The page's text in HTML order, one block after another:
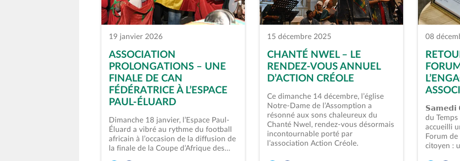
19 janvier 2026
ASSOCIATION
PROLONGATIONS – UNE
FINALE DE CAN
FÉDÉRATRICE À L’ESPACE
PAUL-ÉLUARD
Dimanche 18 janvier, l’Espace Paul-
Éluard a vibré au rythme du football
africain à l’occasion de la diffusion de
la finale de la Coupe d’Afrique des…
15 décembre 2025
CHANTÉ NWEL – LE
RENDEZ-VOUS ANNUEL
D’ACTION CRÉOLE
Ce dimanche 14 décembre, l’église
Notre-Dame de l’Assomption a
résonné aux sons chaleureux du
Chanté Nwel, rendez-vous désormais
incontournable porté par
l’association Action Créole.
08
𝗦𝗮𝗺𝗲𝗱𝗶
du
accueilli
Forum de
citoyen :